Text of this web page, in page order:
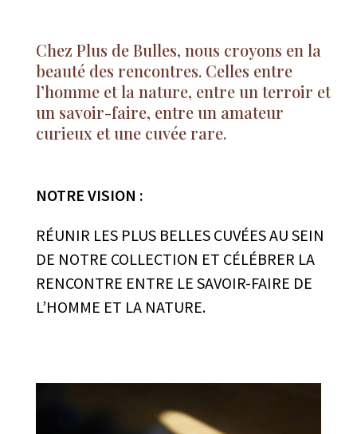
Chez Plus de Bulles, nous croyons en la
beauté des rencontres. Celles entre
l’homme et la nature, entre un terroir et
un savoir-faire, entre un amateur
curieux et une cuvée rare.
NOTRE VISION :
RÉUNIR LES PLUS BELLES CUVÉES AU SEIN
DE NOTRE COLLECTION ET CÉLÉBRER LA
RENCONTRE ENTRE LE SAVOIR-FAIRE DE
L’HOMME ET LA NATURE.